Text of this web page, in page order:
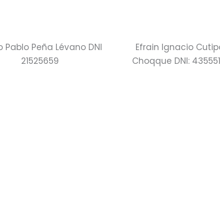
Pablo Peña Lévano DNI
21525659
Efrain Ignacio
Choqque DNI: